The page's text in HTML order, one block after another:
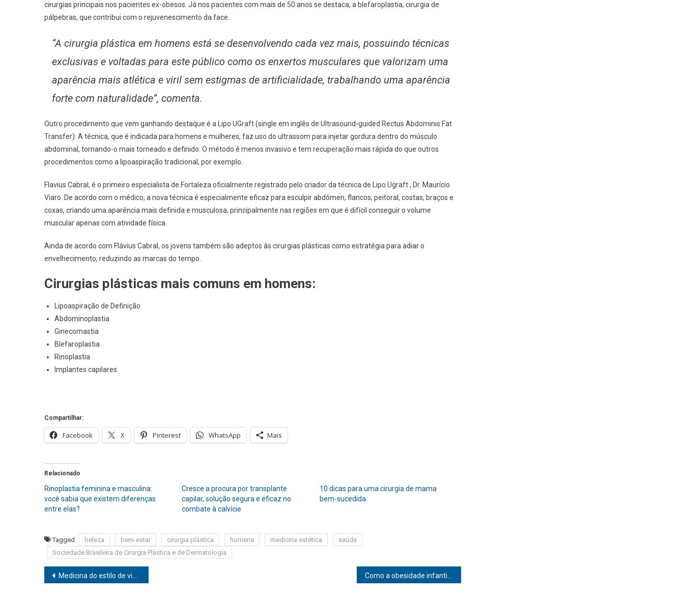
cirurgias principais nos pacientes ex-obesos. Já nos pacientes com mais de 50 anos se destaca, a blefaroplastia, cirurgia de
pálpebras, que contribui com o rejuvenescimento da face.
“A cirurgia plástica em homens está se desenvolvendo cada vez mais, possuindo técnicas
exclusivas e voltadas para este público como os enxertos musculares que valorizam uma
aparência mais atlética e viril sem estigmas de artificialidade, trabalhando uma aparência
forte com naturalidade”, comenta.
Outro procedimento que vem ganhando destaque é a Lipo UGraft (single em inglês de Ultrasound-guided Rectus Abdominis Fat
Transfer). A técnica, que é indicada para homens e mulheres, faz uso do ultrassom para injetar gordura dentro do músculo
abdominal, tornando-o mais torneado e definido. O método é menos invasivo e tem recuperação mais rápida do que outros
procedimentos como a lipoaspiração tradicional, por exemplo.
Flavius Cabral, é o primeiro especialista de Fortaleza oficialmente registrado pelo criador da técnica de Lipo Ugraft , Dr. Maurício
Viaro. De acordo com o médico, a nova técnica é especialmente eficaz para esculpir abdômen, flancos, peitoral, costas, braços e
coxas, criando uma aparência mais definida e musculosa, principalmente nas regiões em que é difícil conseguir o volume
muscular apenas com atividade física.
Ainda de acordo com Flávius Cabral, os jovens também são adeptos às cirurgias plásticas como estratégia para adiar o
envelhecimento, reduzindo as marcas do tempo.
Cirurgias plásticas mais comuns em homens:
Lipoaspiração de Definição
Abdominoplastia
Ginecomastia
Blefaroplastia
Rinoplastia
Implantes capilares
Compartilhar:
Facebook X Pinterest WhatsApp Mais
Relacionado
Rinoplastia feminina e masculina:
você sabia que existem diferenças
entre elas?
Cresce a procura por transplante
capilar, solução segura e eficaz no
combate à calvície
10 dicas para uma cirurgia de mama
bem-sucedida
Tagged beleza bem-estar cirurgia plástica homens medicina estética
saúde
Sociedade Brasileira de Cirurgia Plástica e de Dermatologia
Navegação
Medicina do estilo de vida: tratamento ajuda pessoas com novos hábitos saudáveis